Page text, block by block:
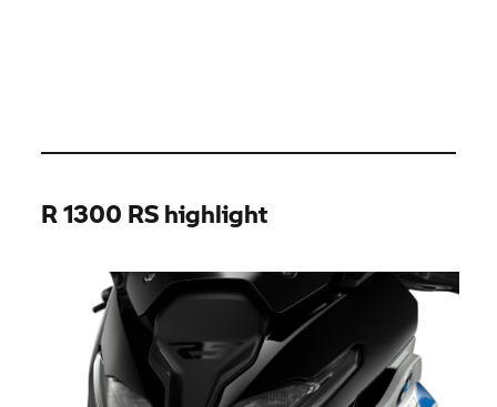
R 1300 RS highlight